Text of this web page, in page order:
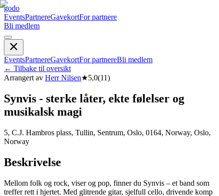
godo
EventsPartnereGavekortFor partnere
Bli medlem
EventsPartnereGavekortFor partnereBli medlem
← Tilbake til oversikt
Arrangert av Herr Nilsen★5,0(11)
Synvis - sterke låter, ekte følelser og
musikalsk magi
5, C.J. Hambros plass, Tullin, Sentrum, Oslo, 0164, Norway, Oslo,
Norway
Beskrivelse
Mellom folk og rock, viser og pop, finner du Synvis – et band som
treffer rett i hjertet. Med glitrende gitar, sjelfull cello, drivende komp